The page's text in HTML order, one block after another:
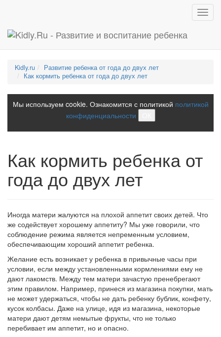
Kidly.ru
Развитие ребенка от года до двух лет
Как кормить ребенка от года до двух лет
Мы используем cookie. Ознакомится с политикой политикой
конфиденциальности
Как кормить ребенка от
года до двух лет
Иногда матери жалуются на плохой аппетит своих детей. Что
же содействует хорошему аппетиту? Мы уже говорили, что
соблюдение режима является непременным условием,
обеспечивающим хороший аппетит ребенка.
Желание есть возникает у ребенка в привычные часы при
условии, если между установленными кормлениями ему не
дают лакомств. Между тем матери зачастую пренебрегают
этим правилом. Например, принеся из магазина покупки, мать
не может удержаться, чтобы не дать ребенку бублик, конфету,
кусок колбасы. Даже на улице, идя из магазина, некоторые
матери дают детям немытые фрукты, что не только
перебивает им аппетит, но и опасно.